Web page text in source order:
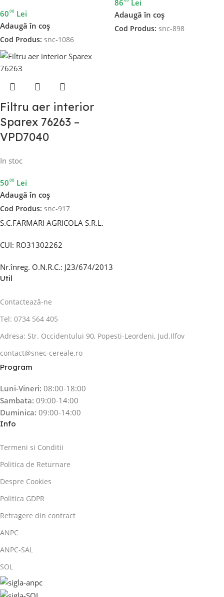
6000 Lei
Adaugă în coș
Cod Produs: snc-1086
86
Lei
Adaugă în coș
Cod Produs: snc-898
Filtru aer interior
Sparex 76263 –
VPD7040
In stoc
5000 Lei
Adaugă în coș
Cod Produs: snc-917
S.C.FARMARI AGRICOLA S.R.L.
CUI: RO31302262
Nr.înreg. O.N.R.C.: J23/674/2013
Util
Contactează-ne
Tel: 0734 564 405
Adresa: Str. Occidentului 90, Popesti-Leordeni, Jud.Ilfov
contact@snec-cereale.ro
Program
Luni-Vineri: 08:00-18:00
Sambata: 09:00-14:00
Duminica: 09:00-14:00
Info
Termeni si Conditii
Politica de Returnare
Despre Cookies
Politica GDPR
Retragere din contract
ANPC
ANPC-SAL
SOL